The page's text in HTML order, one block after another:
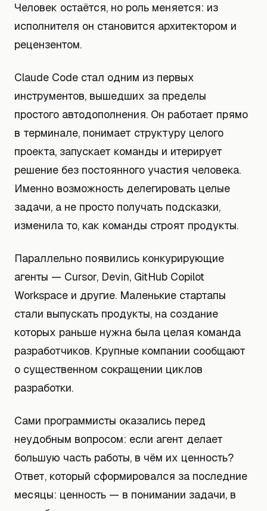
Человек остаётся, но роль меняется: из
исполнителя он становится архитектором и
рецензентом.
Claude Code стал одним из первых
инструментов, вышедших за пределы
простого автодополнения. Он работает прямо
в терминале, понимает структуру целого
проекта, запускает команды и итерирует
решение без постоянного участия человека.
Именно возможность делегировать целые
задачи, а не просто получать подсказки,
изменила то, как команды строят продукты.
Параллельно появились конкурирующие
агенты — Cursor, Devin, GitHub Copilot
Workspace и другие. Маленькие стартапы
стали выпускать продукты, на создание
которых раньше нужна была целая команда
разработчиков. Крупные компании сообщают
о существенном сокращении циклов
разработки.
Сами программисты оказались перед
неудобным вопросом: если агент делает
большую часть работы, в чём их ценность?
Ответ, который сформировался за последние
месяцы: ценность — в понимании задачи, в